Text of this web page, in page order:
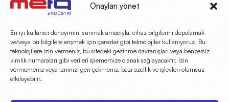
Onayları yönet
En iyi kullanıcı deneyimini sunmak amacıyla, cihaz bilgilerini depolamak
ve/veya bu bilgilere erişmek için çerezler gibi teknolojiler kullanıyoruz. Bu
teknolojilere izin vermeniz, bu sitedeki gezinme davranışları veya benzersiz
kimlik numaraları gibi verileri işlememize olanak sağlayacaktır. İzin
vermemeniz veya izninizi geri çekmeniz, bazı özellik ve işlevleri olumsuz
etkileyebilir.
Metni
Politikası
KVKK Metni